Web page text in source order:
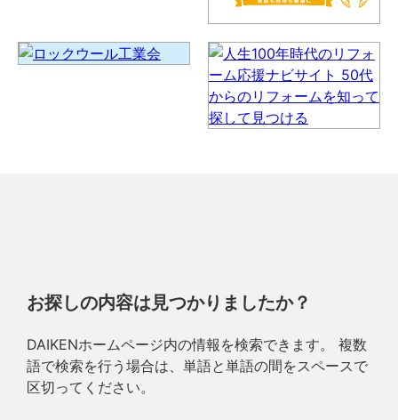
お探しの内容は見つかりましたか？
DAIKENホームページ内の情報を検索できます。 複数
語で検索を行う場合は、単語と単語の間をスペースで
区切ってください。